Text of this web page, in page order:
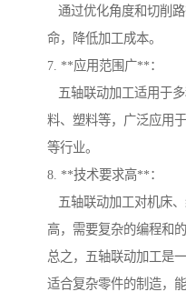
通过优化角度和切削
命，降低加工成本。
7. **应用范围广**：
五轴联动加工适用于
料、塑料等，广泛应用
等行业。
8. **技术要求高**：
五轴联动加工对机床
高，需要复杂的编程和的
总之，五轴联动加工是
适合复杂零件的制造，